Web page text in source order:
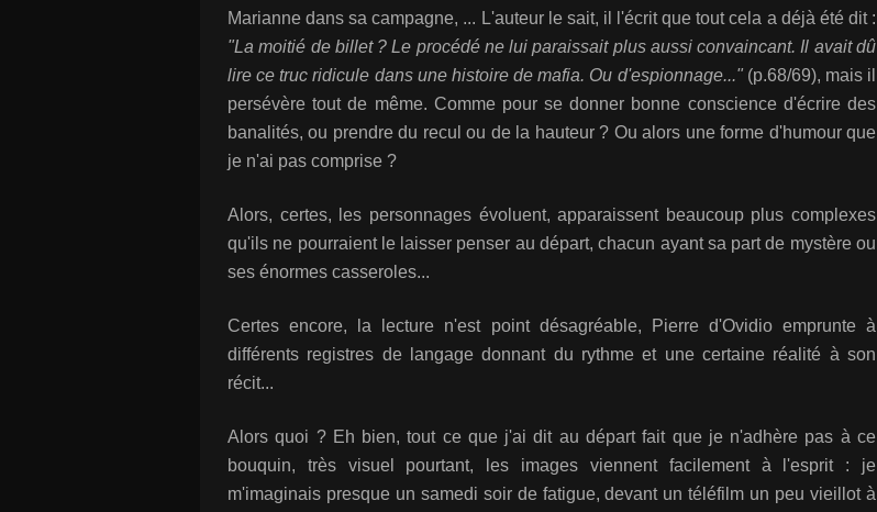
Marianne dans sa campagne, ... L'auteur le sait, il l'écrit que tout cela a déjà été dit :
"La moitié de billet ? Le procédé ne lui paraissait plus aussi convaincant. Il avait dû
lire ce truc ridicule dans une histoire de mafia. Ou d'espionnage..."(p.68/69), mais il
persévère tout de même. Comme pour se donner bonne conscience d'écrire des
banalités, ou prendre du recul ou de la hauteur ? Ou alors une forme d'humour que
je n'ai pas comprise ?
Alors, certes, les personnages évoluent, apparaissent beaucoup plus complexes
qu'ils ne pourraient le laisser penser au départ, chacun ayant sa part de mystère ou
ses énormes casseroles...
Certes encore, la lecture n'est point désagréable, Pierre d'Ovidio emprunte à
différents registres de langage donnant du rythme et une certaine réalité à son
récit...
Alors quoi ? Eh bien, tout ce que j'ai dit au départ fait que je n'adhère pas à ce
bouquin, très visuel pourtant, les images viennent facilement à l'esprit : je
m'imaginais presque un samedi soir de fatigue, devant un téléfilm un peu vieillot à